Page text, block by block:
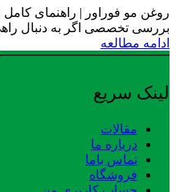
روغن مو فوراور | راهنمای کامل
بررسی تخصصی اگر به دنبال
ادامه مطالعه
لینک سریع
مقالات
درباره ما
تماس باما
فروشگاه